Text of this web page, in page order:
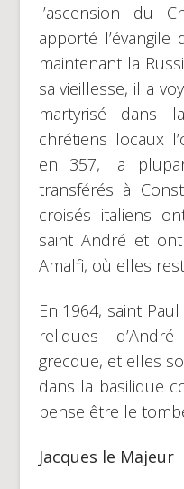
l’ascension du
apporté
maintenant la
sa vieillesse, il a
martyrisé dans
chrétiens locaux
en 357, la
transférés à
croisés italiens
saint André et
Amalfi, où elles
En 1964, saint
reliques
grecque, et elles
dans la basilique
pense être le
Jacques le Majeur